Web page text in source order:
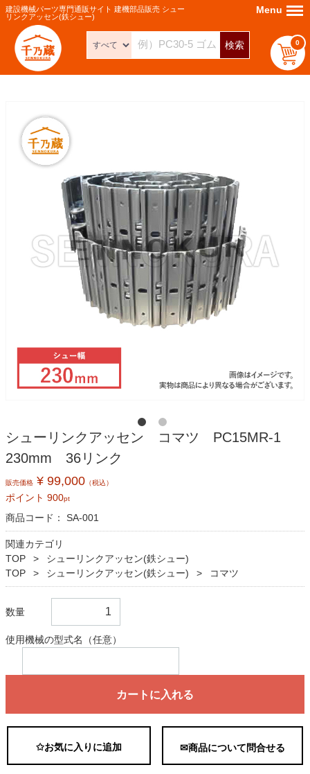
建設機械パーツ専門通販サイト 建機部品販売 シュー
リンクアッセン(鉄シュー)
検索 0
Menu Menu
シューリンクアッセン コマツ PC15MR-1
230mm 36リンク
販売価格 ¥ 99,000 （税込）
ポイント 900pt
商品コード： SA-001
関連カテゴリ
TOP
シューリンクアッセン(鉄シュー)
TOP
シューリンクアッセン(鉄シュー) コマツ
数量
使用機械の型式名（任意）
カートに入れる
✩お気に入りに追加 ✉商品について問合せる